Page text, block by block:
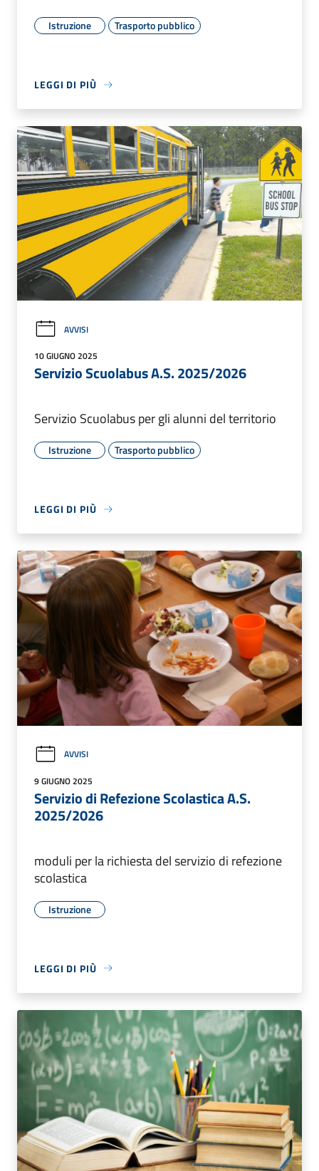
Istruzione Trasporto pubblico
LEGGI DI PIÙ
AVVISI
10 GIUGNO 2025
Servizio Scuolabus A.S. 2025/2026
Servizio Scuolabus per gli alunni del territorio
Istruzione Trasporto pubblico
LEGGI DI PIÙ
AVVISI
9 GIUGNO 2025
Servizio di Refezione Scolastica A.S.
2025/2026
moduli per la richiesta del servizio di refezione
scolastica
Istruzione
LEGGI DI PIÙ